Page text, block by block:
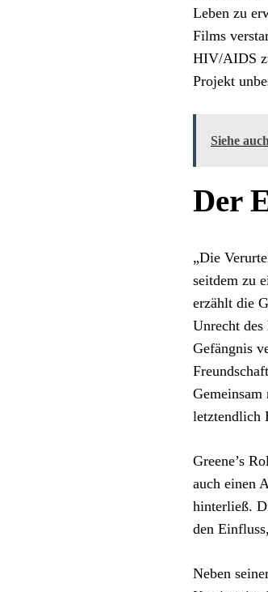
Leben zu
Films
HIV/AIDS
Projekt
Siehe auch
Der
„Die
seitdem zu
erzählt die
Unrecht
Gefängnis
Gemeinsam
letztendlich
Greene’s
auch einen
hinterließ.
den
Neben